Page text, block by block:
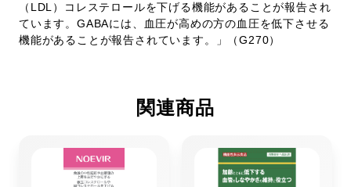
（LDL）コレステロールを下げる機能があることが報告され
ています。GABAには、血圧が高めの方の血圧を低下させる
機能があることが報告されています。」（G270）
関連商品